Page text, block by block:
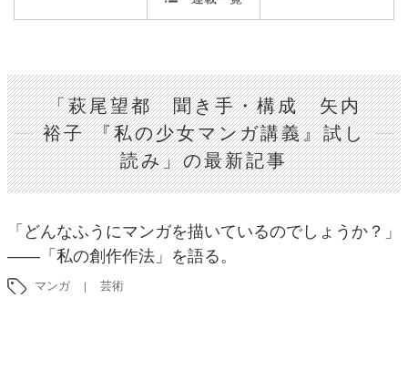
「萩尾望都 聞き手・構成 矢内
裕子 『私の少女マンガ講義』試し
読み」の最新記事
「どんなふうにマンガを描いているのでしょうか？」
――「私の創作作法」を語る。
マンガ 芸術